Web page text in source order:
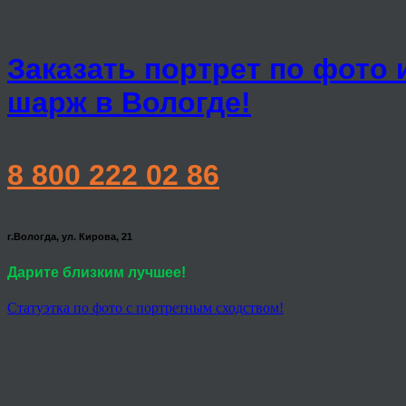
Заказать портрет по фото
шарж в Вологде!
8 800 222 02 86
г.Вологда, ул. Кирова, 21
Дарите близким лучшее!
Статуэтка по фото с портретным сходством!